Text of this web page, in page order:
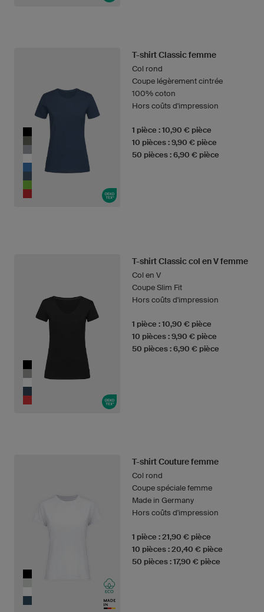
T-shirt Classic femme
Col rond
Coupe légèrement cintrée
100% coton
Hors coûts d'impression
1 pièce : 10,90 € pièce
10 pièces : 9,90 € pièce
50 pièces : 6,90 € pièce
T-shirt Classic col en V femme
Col en V
Coupe Slim Fit
Hors coûts d'impression
1 pièce : 10,90 € pièce
10 pièces : 9,90 € pièce
50 pièces : 6,90 € pièce
T-shirt Couture femme
Col rond
Coupe spéciale femme
Made in Germany
Hors coûts d'impression
1 pièce : 21,90 € pièce
10 pièces : 20,40 € pièce
50 pièces : 17,90 € pièce